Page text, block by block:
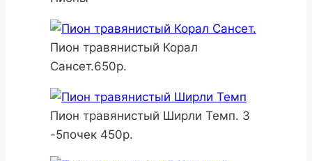
Пион травянистый Корал
Сансет.650р.
Пион травянистый Ширли Темп. 3
-5почек 450р.